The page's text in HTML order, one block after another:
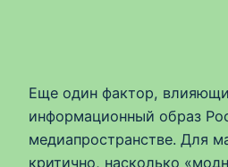
Еще один фактор,
информационный образ
медиапространстве. Для
критично, насколько